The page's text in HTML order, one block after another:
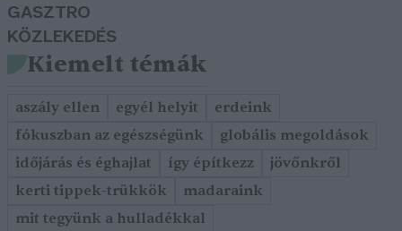
GASZTRO
KÖZLEKEDÉS
Kiemelt témák
aszály ellen egyél helyit
erdeink
fókuszban az egészségünk
globális megoldások
időjárás és éghajlat
így építkezz
jövőnkről
kerti tippek-trükkök
madaraink
mit tegyünk a hulladékkal